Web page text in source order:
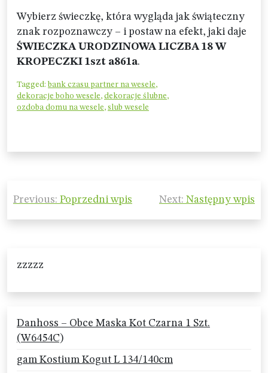
Wybierz świeczkę, która wygląda jak świąteczny
znak rozpoznawczy – i postaw na efekt, jaki daje
ŚWIECZKA URODZINOWA LICZBA 18 W
KROPECZKI 1szt a861a.
Tagged: bank czasu partner na wesele,
dekoracje boho wesele, dekoracje ślubne,
ozdoba domu na wesele, slub wesele
Nawigacja
wpisu
Previous: Poprzedni wpis Next: Następny wpis
zzzzz
Danhoss – Obce Maska Kot Czarna 1 Szt.
(W6454C)
gam Kostium Kogut L 134/140cm